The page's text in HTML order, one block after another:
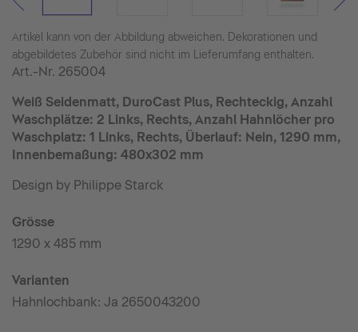
Artikel kann von der Abbildung abweichen. Dekorationen und
abgebildetes Zubehör sind nicht im Lieferumfang enthalten.
Art.-Nr. 265004
Weiß Seidenmatt, DuroCast Plus, Rechteckig, Anzahl
Waschplätze: 2 Links, Rechts, Anzahl Hahnlöcher pro
Waschplatz: 1 Links, Rechts, Überlauf: Nein, 1290 mm,
Innenbemaßung: 480x302 mm
Design by Philippe Starck
Grösse
1290 x 485 mm
Varianten
Hahnlochbank: Ja 2650043200